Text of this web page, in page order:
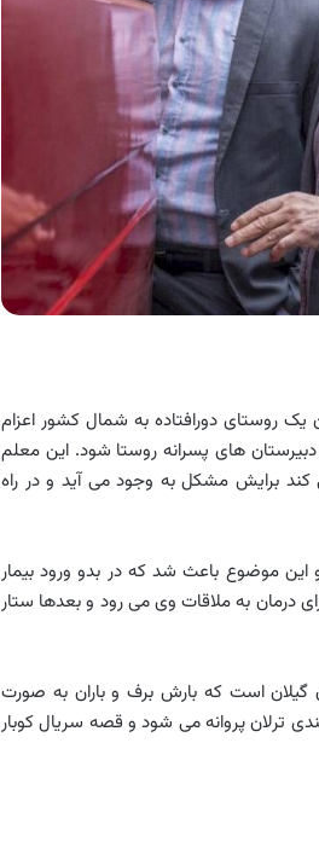
روستای دورافتاده به شمال کشور اعزام
های پسرانه روستا شود. این معلم
کند برایش مشکل به وجود می آید و در راه
این موضوع باعث شد که در بدو ورود بیمار
درمان به ملاقات وی می رود و بعدها ستار
است که بارش برف و باران به صورت
ترلان پروانه می شود و قصه سریال کوبار